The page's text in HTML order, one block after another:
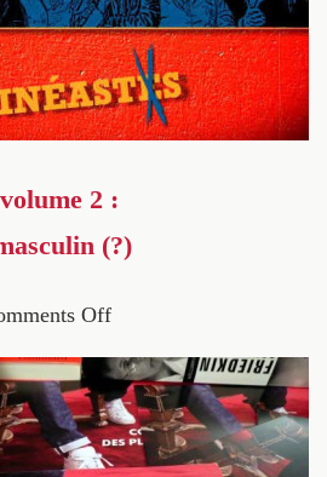
2 :
(?)
Off